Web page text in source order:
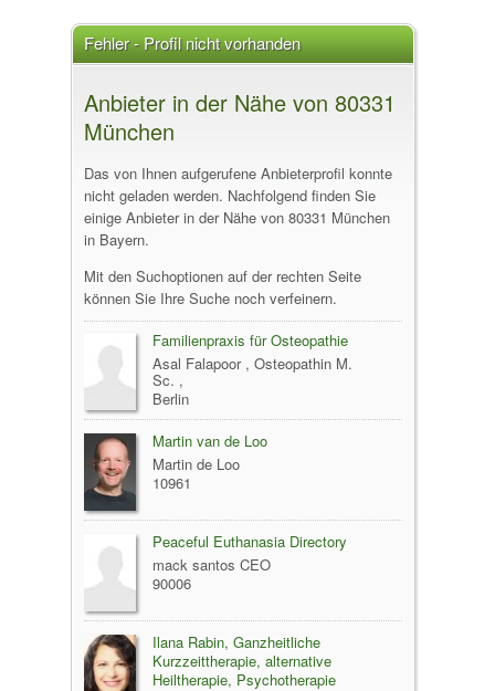
Fehler - Profil nicht vorhanden
Anbieter in der Nähe von 80331
München
Das von Ihnen aufgerufene Anbieterprofil konnte
nicht geladen werden. Nachfolgend finden Sie
einige Anbieter in der Nähe von 80331 München
in Bayern.
Mit den Suchoptionen auf der rechten Seite
können Sie Ihre Suche noch verfeinern.
Familienpraxis für Osteopathie
Asal Falapoor , Osteopathin M.
Sc. ,
Berlin
Martin van de Loo
Martin de Loo
10961
Peaceful Euthanasia Directory
mack santos CEO
90006
Ilana Rabin, Ganzheitliche
Kurzzeittherapie, alternative
Heiltherapie, Psychotherapie